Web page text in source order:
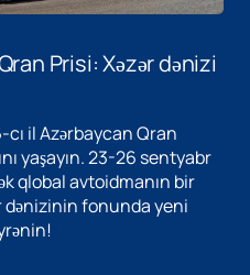
Prisi: Xəzər dənizi
cı il Azərbaycan Qran
yaşayın. 23-26 sentyabr
qlobal avtoidmanın bir
dənizinin fonunda yeni